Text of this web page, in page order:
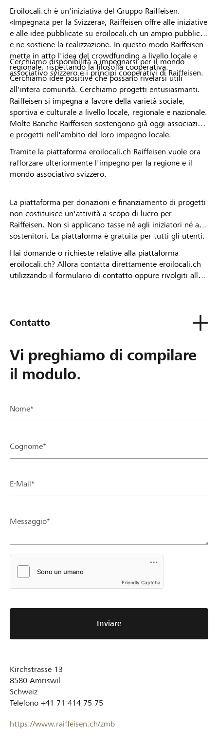
Eroilocali.ch è un'iniziativa del Gruppo Raiffeisen.
«Impegnata per la Svizzera», Raiffeisen offre alle iniziative
e alle idee pubblicate su eroilocali.ch un ampio pubblico
e ne sostiene la realizzazione. In questo modo Raiffeisen
mette in atto l'idea del crowdfunding a livello locale e
regionale, rispettando la filosofia cooperativa.
Cerchiamo idee positive che possano rivelarsi utili
all'intera comunità. Cerchiamo progetti entusiasmanti.
Cerchiamo disponibilità a impegnarsi per il mondo
associativo svizzero e i principi cooperativi di Raiffeisen.
Raiffeisen si impegna a favore della varietà sociale,
sportiva e culturale a livello locale, regionale e nazionale.
Molte Banche Raiffeisen sostengono già oggi associazioni
e progetti nell'ambito del loro impegno locale.
Tramite la piattaforma eroilocali.ch Raiffeisen vuole ora
rafforzare ulteriormente l'impegno per la regione e il
mondo associativo svizzero.
La piattaforma per donazioni e finanziamento di progetti
non costituisce un'attività a scopo di lucro per
Raiffeisen. Non si applicano tasse né agli iniziatori né ai
sostenitori. La piattaforma è gratuita per tutti gli utenti.
Hai domande o richieste relative alla piattaforma
eroilocali.ch? Allora contatta direttamente eroilocali.ch
utilizzando il formulario di contatto oppure rivolgiti alla
Contatto
Vi preghiamo di compilare
il modulo.
Nome*
Cognome*
E-Mail*
Messaggio*
Friendly Captcha
Inviare
Kirchstrasse 13
8580 Amriswil
Schweiz
Telefono +41 71 414 75 75
https://www.raiffeisen.ch/zmb